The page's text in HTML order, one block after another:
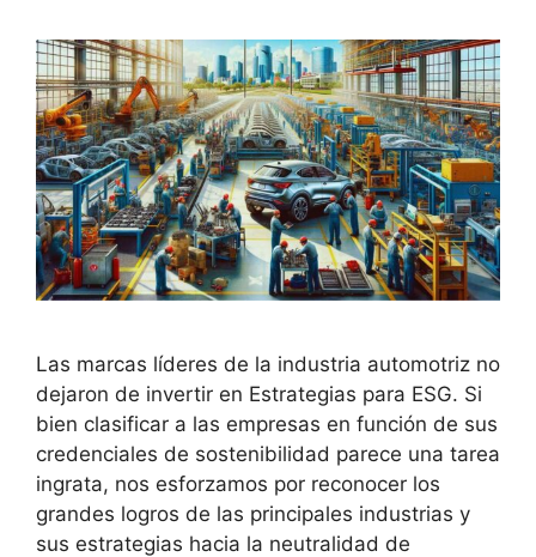
Las marcas líderes de la industria automotriz no
dejaron de invertir en Estrategias para ESG. Si
bien clasificar a las empresas en función de sus
credenciales de sostenibilidad parece una tarea
ingrata, nos esforzamos por reconocer los
grandes logros de las principales industrias y
sus estrategias hacia la neutralidad de